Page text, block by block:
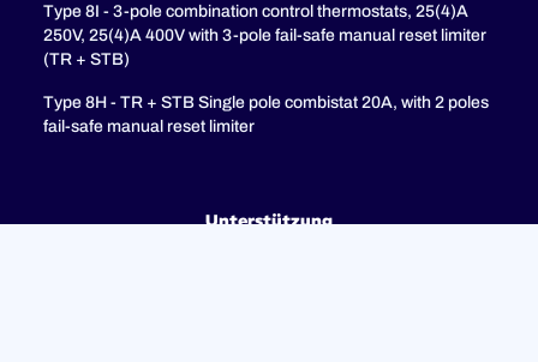
Type 8I - 3-pole combination control thermostats, 25(4)A
250V, 25(4)A 400V with 3-pole fail-safe manual reset limiter
(TR + STB)
Type 8H - TR + STB Single pole combistat 20A, with 2 poles
fail-safe manual reset limiter
Unterstützung